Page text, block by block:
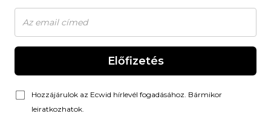
Előfizetés
Hozzájárulok az Ecwid hírlevél fogadásához. Bármikor
leiratkozhatok.